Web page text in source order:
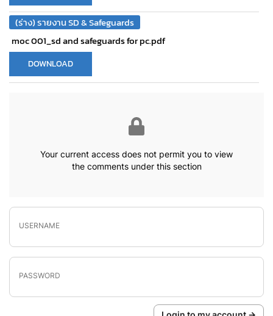
(ร่าง) รายงาน SD & Safeguards
moc 001_sd and safeguards for pc.pdf
DOWNLOAD
Your current access does not permit you to view
the comments under this section
USERNAME
PASSWORD